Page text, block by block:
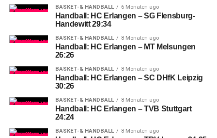
BASKET-& HANDBALL 6 Monaten ago
Handball: HC Erlangen – SG Flensburg-
Handewitt 29:34
BASKET-& HANDBALL 8 Monaten ago
Handball: HC Erlangen – MT Melsungen
26:26
BASKET-& HANDBALL 8 Monaten ago
Handball: HC Erlangen – SC DHfK Leipzig
30:26
BASKET-& HANDBALL 8 Monaten ago
Handball: HC Erlangen – TVB Stuttgart
24:24
BASKET-& HANDBALL 8 Monaten ago